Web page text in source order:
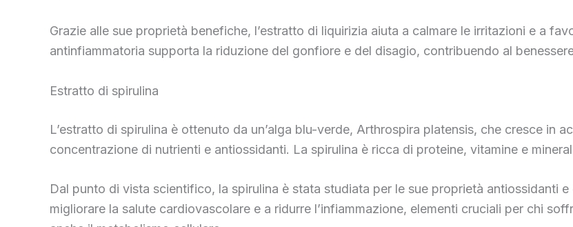
Grazie alle sue proprietà benefiche, l’estratto di liquirizia aiuta a calmare le irritazioni e a
antinfiammatoria supporta la riduzione del gonfiore e del disagio, contribuendo al
Estratto di spirulina
L’estratto di spirulina è ottenuto da un’alga blu-verde, Arthrospira platensis, che cresce in
concentrazione di nutrienti e antiossidanti. La spirulina è ricca di proteine, vitamine e
Dal punto di vista scientifico, la spirulina è stata studiata per le sue proprietà antiossidanti
migliorare la salute cardiovascolare e a ridurre l’infiammazione, elementi cruciali per chi